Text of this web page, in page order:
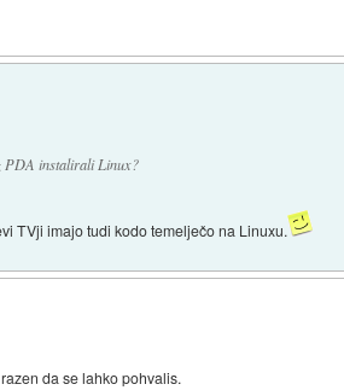
PDA instalirali Linux?
TVji imajo tudi kodo temelječo na Linuxu.
da se lahko pohvalis.